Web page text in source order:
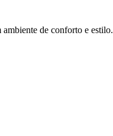
ambiente de conforto e estilo.